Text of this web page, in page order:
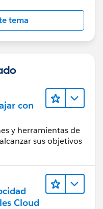
tema
con
y herramientas de
sus objetivos
Cloud